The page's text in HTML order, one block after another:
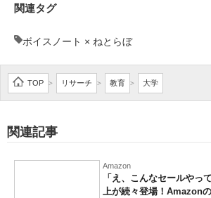
モノづくり技術者専門サイト
エレクトロニクス専門サイト
電子設計の基本と応用
エネルギーの専門メディア
建設×テクノロジーの最前線
ちょっと気になるネットの話題
関連タグ
ボイスノート × ねとらぼ
TOP > リサーチ > 教育 > 大学
関連記事
Amazon
「え、こんなセールやっ
上が続々登場！Amazon